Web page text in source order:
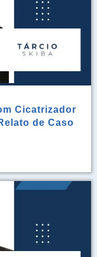
Cicatrizador
de Caso